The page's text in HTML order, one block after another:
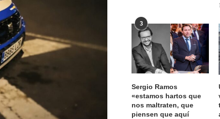
3
Sergio Ramos
«estamos hartos que
nos maltraten, que
piensen que aquí